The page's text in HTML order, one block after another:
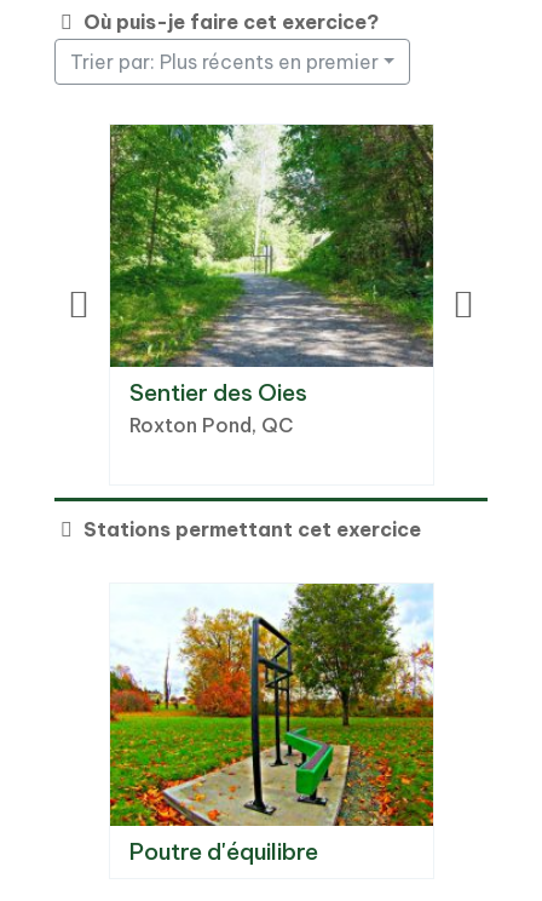
Où puis-je faire cet exercice?
Trier par: Plus récents en premier
Sentier des Oies
Roxton Pond, QC
Stations permettant cet exercice
Poutre d'équilibre